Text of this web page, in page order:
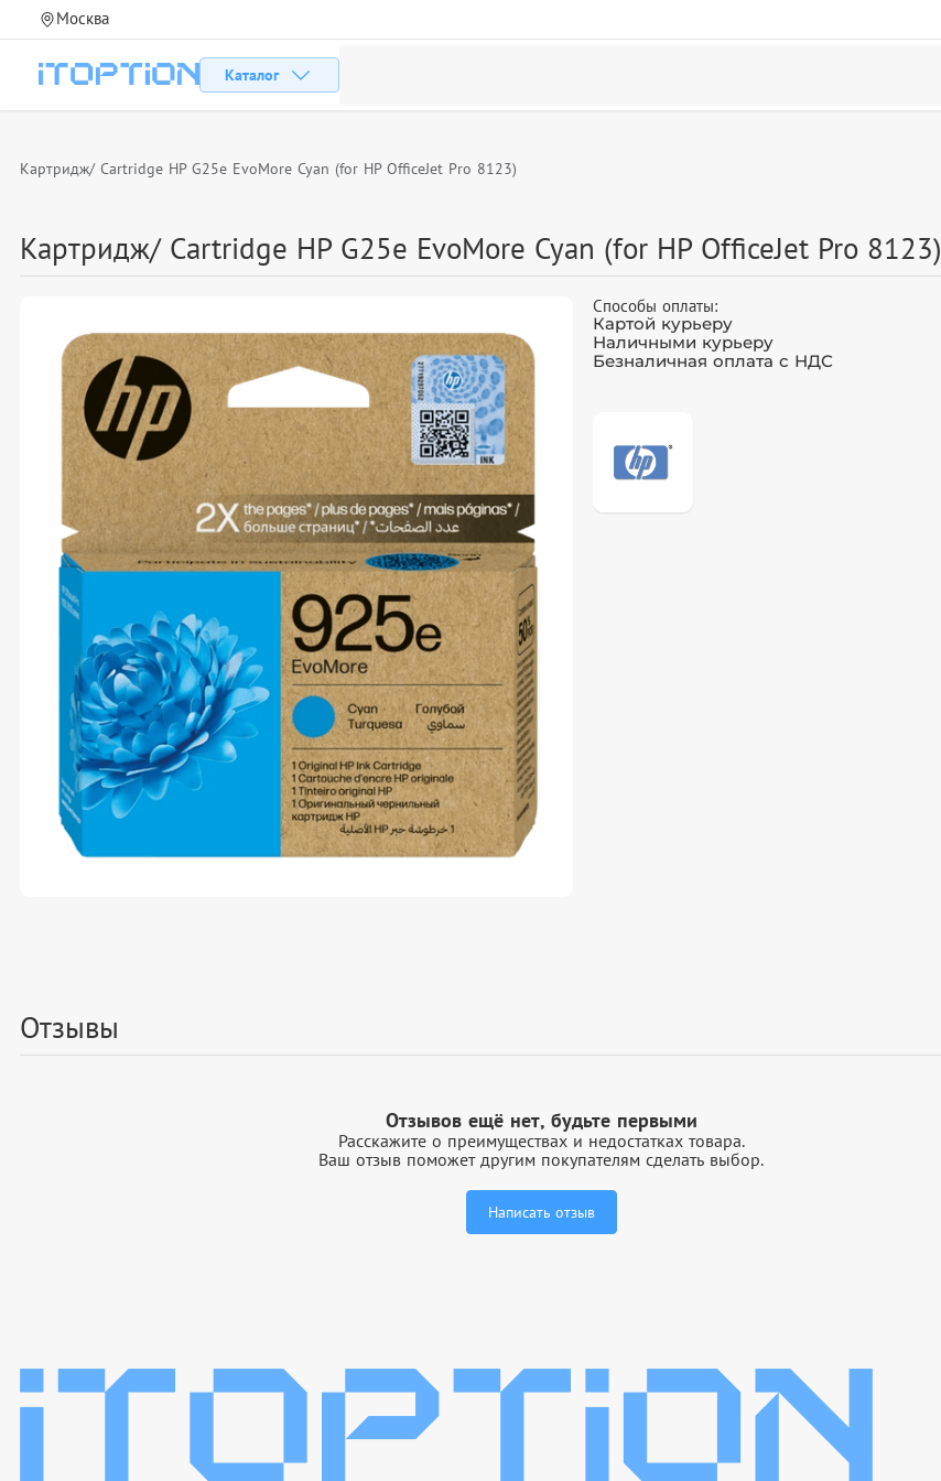
Москва
Каталог
Картридж/ Cartridge HP G25e EvoMore Cyan (for HP OfficeJet Pro 8123)
Картридж/ Cartridge HP G25e EvoMore Cyan (for HP OfficeJet Pro 8123)
Способы оплаты:
Картой курьеру
Наличными курьеру
Безналичная оплата с НДС
Отзывы
Отзывов ещё нет, будьте первыми
Расскажите о преимуществах и недостатках товара.
Ваш отзыв поможет другим покупателям сделать выбор.
Написать отзыв